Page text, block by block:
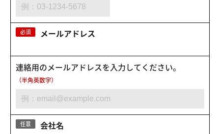
必須 メールアドレス
連絡用のメールアドレスを入力してください。
（半角英数字）
任意 会社名